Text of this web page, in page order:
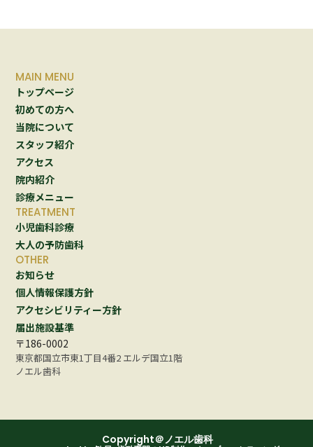
MAIN MENU
トップページ
初めての方へ
当院について
スタッフ紹介
アクセス
院内紹介
診療メニュー
TREATMENT
小児歯科診療
大人の予防歯科
OTHER
お知らせ
個人情報保護方針
アクセシビリティー方針
届出施設基準
〒186-0002
東京都国立市東1丁目4番2 エルデ国立1階
ノエル歯科
Copyright＠ノエル歯科